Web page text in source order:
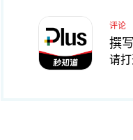
评论
撰
请打